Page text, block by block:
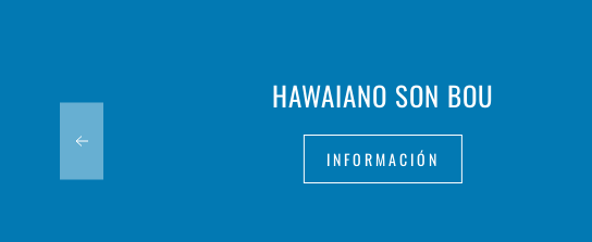
HAWAIANO SON BOU
INFORMACIÓN